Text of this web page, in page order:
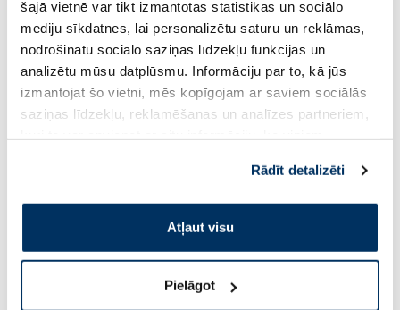
šajā vietnē var tikt izmantotas statistikas un sociālo
mediju sīkdatnes, lai personalizētu saturu un reklāmas,
nodrošinātu sociālo saziņas līdzekļu funkcijas un
analizētu mūsu datplūsmu. Informāciju par to, kā jūs
izmantojat šo vietni, mēs kopīgojam ar saviem sociālās
saziņas līdzekļu, reklamēšanas un analīzes partneriem,
pakalpojumus. Ja piekrītat šo papildu sīkdatņu
izmantošanai, lūdzu, atzīmējiet savu izvēli:
Rādīt detalizēti
Atļaut visu
Pielāgot
251.99 € 359.99 €
Pirkt
Standarta cena: 359.99 €
168.99 € 259.99 €
Standarta cena: 259.99 €
Page 1 of 10
Vairāk...